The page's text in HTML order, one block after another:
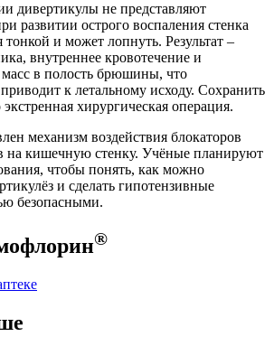
дивертикулы не представляют
развитии острого воспаления стенка
и может лопнуть. Результат –
внутреннее кровотечение и
в полость брюшины, что
к летальному исходу. Сохранить
хирургическая операция.
механизм воздействия блокаторов
на кишечную стенку. Учёные планируют
чтобы понять, как можно
и сделать гипотензивные
безопасными.
®